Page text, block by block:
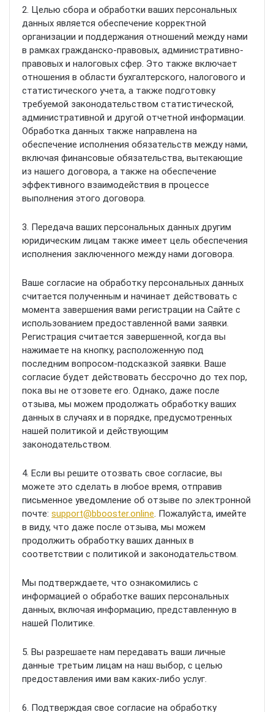
2. Целью сбора и обработки ваших персональных
данных является обеспечение корректной
организации и поддержания отношений между нами
в рамках гражданско-правовых, административно-
правовых и налоговых сфер. Это также включает
отношения в области бухгалтерского, налогового и
статистического учета, а также подготовку
требуемой законодательством статистической,
административной и другой отчетной информации.
Обработка данных также направлена на
обеспечение исполнения обязательств между нами,
включая финансовые обязательства, вытекающие
из нашего договора, а также на обеспечение
эффективного взаимодействия в процессе
выполнения этого договора.
3. Передача ваших персональных данных другим
юридическим лицам также имеет цель обеспечения
исполнения заключенного между нами договора.
Ваше согласие на обработку персональных данных
считается полученным и начинает действовать с
момента завершения вами регистрации на Сайте с
использованием предоставленной вами заявки.
Регистрация считается завершенной, когда вы
нажимаете на кнопку, расположенную под
последним вопросом-подсказкой заявки. Ваше
согласие будет действовать бессрочно до тех пор,
пока вы не отзовете его. Однако, даже после
отзыва, мы можем продолжать обработку ваших
данных в случаях и в порядке, предусмотренных
нашей политикой и действующим
законодательством.
4. Если вы решите отозвать свое согласие, вы
можете это сделать в любое время, отправив
письменное уведомление об отзыве по электронной
почте: support@bbooster.online. Пожалуйста, имейте
в виду, что даже после отзыва, мы можем
продолжить обработку ваших данных в
соответствии с политикой и законодательством.
Мы подтверждаете, что ознакомились с
информацией о обработке ваших персональных
данных, включая информацию, представленную в
нашей Политике.
5. Вы разрешаете нам передавать ваши личные
данные третьим лицам на наш выбор, с целью
предоставления ими вам каких-либо услуг.
6. Подтверждая свое согласие на обработку